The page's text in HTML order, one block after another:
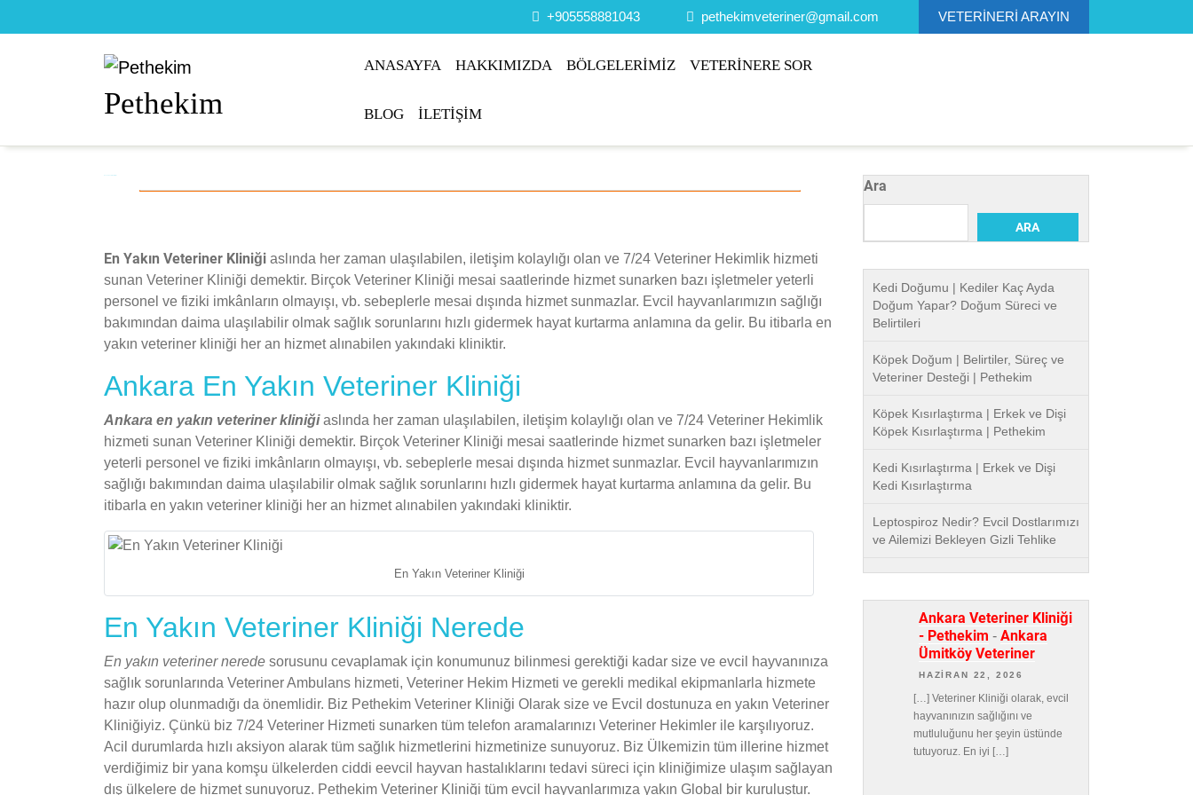
to
+905558881043 pethekimveteriner@gmail.com VETERİNERİ ARAYIN
Pethekim
ANASAYFA HAKKIMIZDA BÖLGELERİMİZ VETERİNERE SOR
BLOG İLETİŞİM
En Yakın Veteriner Kliniği aslında her zaman ulaşılabilen, iletişim kolaylığı olan ve 7/24 Veteriner Hekimlik hizmeti
sunan Veteriner Kliniği demektir. Birçok Veteriner Kliniği mesai saatlerinde hizmet sunarken bazı işletmeler yeterli
personel ve fiziki imkânların olmayışı, vb. sebeplerle mesai dışında hizmet sunmazlar. Evcil hayvanlarımızın sağlığı
bakımından daima ulaşılabilir olmak sağlık sorunlarını hızlı gidermek hayat kurtarma anlamına da gelir. Bu itibarla en
yakın veteriner kliniği her an hizmet alınabilen yakındaki kliniktir.
Ankara En Yakın Veteriner Kliniği
Ankara en yakın veteriner kliniğiaslında her zaman ulaşılabilen, iletişim kolaylığı olan ve 7/24 Veteriner Hekimlik
hizmeti sunan Veteriner Kliniği demektir. Birçok Veteriner Kliniği mesai saatlerinde hizmet sunarken bazı işletmeler
yeterli personel ve fiziki imkânların olmayışı, vb. sebeplerle mesai dışında hizmet sunmazlar. Evcil hayvanlarımızın
sağlığı bakımından daima ulaşılabilir olmak sağlık sorunlarını hızlı gidermek hayat kurtarma anlamına da gelir. Bu
itibarla en yakın veteriner kliniği her an hizmet alınabilen yakındaki kliniktir.
En Yakın Veteriner Kliniği
En Yakın Veteriner Kliniği Nerede
En yakın veteriner nerede sorusunu cevaplamak için konumunuz bilinmesi gerektiği kadar size ve evcil hayvanınıza
sağlık sorunlarında Veteriner Ambulans hizmeti, Veteriner Hekim Hizmeti ve gerekli medikal ekipmanlarla hizmete
hazır olup olunmadığı da önemlidir. Biz Pethekim Veteriner Kliniği Olarak size ve Evcil dostunuza en yakın Veteriner
Kliniğiyiz. Çünkü biz 7/24 Veteriner Hizmeti sunarken tüm telefon aramalarınızı Veteriner Hekimler ile karşılıyoruz.
Acil durumlarda hızlı aksiyon alarak tüm sağlık hizmetlerini hizmetinize sunuyoruz. Biz Ülkemizin tüm illerine hizmet
verdiğimiz bir yana komşu ülkelerden ciddi eevcil hayvan hastalıklarını tedavi süreci için kliniğimize ulaşım sağlayan
dış ülkelere de hizmet sunuyoruz. Pethekim Veteriner Kliniği tüm evcil hayvanlarımıza yakın Global bir kuruluştur.
Ara
ARA
Kedi Doğumu | Kediler Kaç Ayda
Doğum Yapar? Doğum Süreci ve
Belirtileri
Köpek Doğum | Belirtiler, Süreç ve
Veteriner Desteği | Pethekim
Köpek Kısırlaştırma | Erkek ve Dişi
Köpek Kısırlaştırma | Pethekim
Kedi Kısırlaştırma | Erkek ve Dişi
Kedi Kısırlaştırma
Leptospiroz Nedir? Evcil Dostlarımızı
ve Ailemizi Bekleyen Gizli Tehlike
Ankara Veteriner Kliniği
- Pethekim - Ankara
Ümitköy Veteriner
HAZIRAN 22, 2026
[…] Veteriner Kliniği olarak, evcil
hayvanınızın sağlığını ve
mutluluğunu her şeyin üstünde
tutuyoruz. En iyi […]